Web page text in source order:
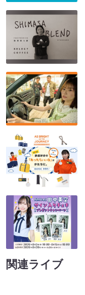
関連ライブ